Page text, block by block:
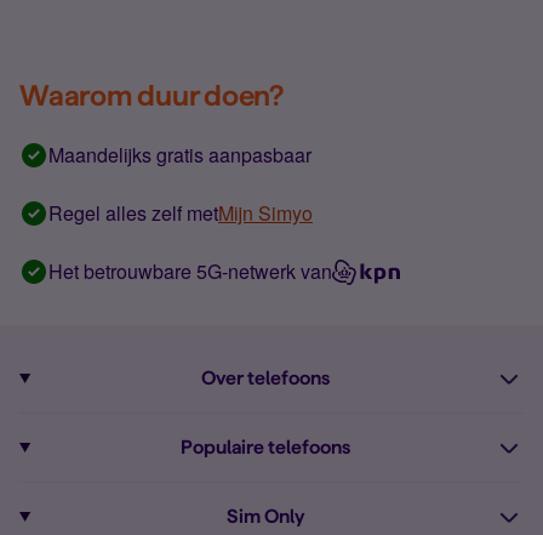
Waarom duur doen?
Maandelijks gratis aanpasbaar
Regel alles zelf metMijn Simyo
Het betrouwbare 5G-netwerk van
Over telefoons
Alle telefoons
Populaire telefoons
Sim Only